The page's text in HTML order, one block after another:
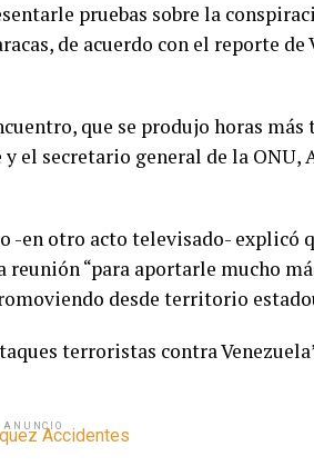
pruebas sobre la
de acuerdo con el reporte de
que se produjo horas más
el secretario general de la ONU,
-en otro acto televisado- explicó
“para aportarle mucho
desde territorio
terroristas contra
ANUNCIO